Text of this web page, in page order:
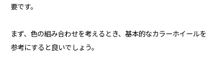
要です。
まず、色の組み合わせを考えるとき、基本的なカラーホイールを
参考にすると良いでしょう。